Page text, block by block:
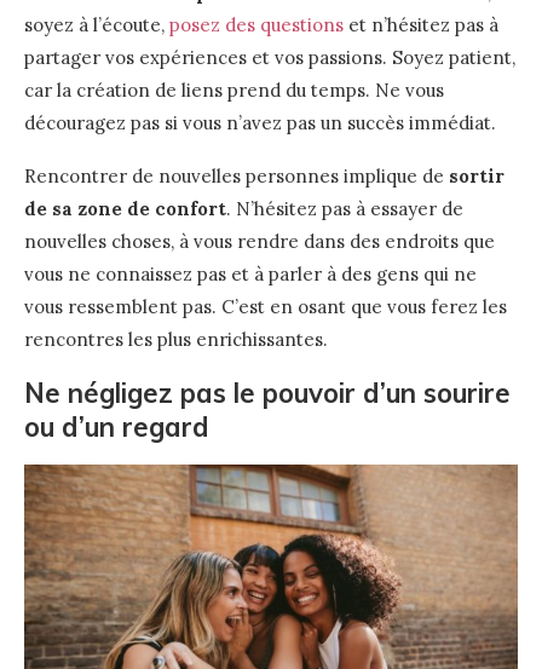
soyez à l’écoute, posez des questions et n’hésitez pas à
partager vos expériences et vos passions. Soyez patient,
car la création de liens prend du temps. Ne vous
découragez pas si vous n’avez pas un succès immédiat.
Rencontrer de nouvelles personnes implique de sortir
de sa zone de confort. N’hésitez pas à essayer de
nouvelles choses, à vous rendre dans des endroits que
vous ne connaissez pas et à parler à des gens qui ne
vous ressemblent pas. C’est en osant que vous ferez les
rencontres les plus enrichissantes.
Ne négligez pas le pouvoir d’un sourire
ou d’un regard